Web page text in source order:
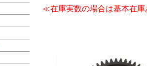
≪在庫実数の場合は基本在